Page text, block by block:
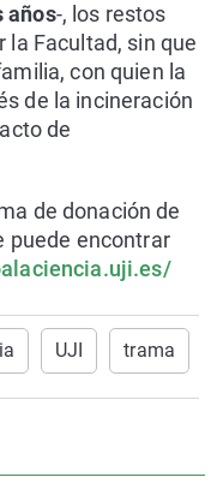
años-, los restos
la Facultad, sin que
con quien la
de la incineración
de
de donación de
puede encontrar
UJI trama